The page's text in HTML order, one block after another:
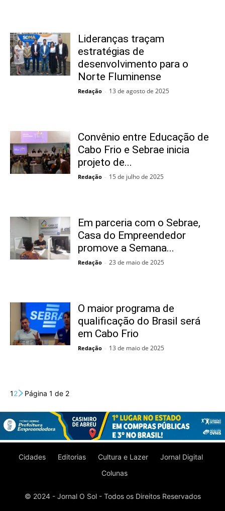
Lideranças traçam
estratégias de
desenvolvimento para o
Norte Fluminense
Redação - 13 de agosto de 2025
Convênio entre Educação de
Cabo Frio e Sebrae inicia
projeto de...
Redação - 15 de julho de 2025
Em parceria com o Sebrae,
Casa do Empreendedor
promove a Semana...
Redação - 23 de maio de 2025
O maior programa de
qualificação do Brasil será
em Cabo Frio
Redação - 13 de maio de 2025
12 Página 1 de 2
Cidades Editorias Cultura e Lazer
Jornal Digital
Colunas
© 2024 - Jornal O Sol - Todos os Direitos Reservados